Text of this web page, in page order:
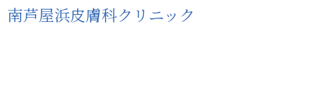
南芦屋浜皮膚科クリニック